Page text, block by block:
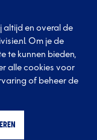
altijd en overal de
Om je de
te kunnen bieden,
alle cookies voor
of beheer de